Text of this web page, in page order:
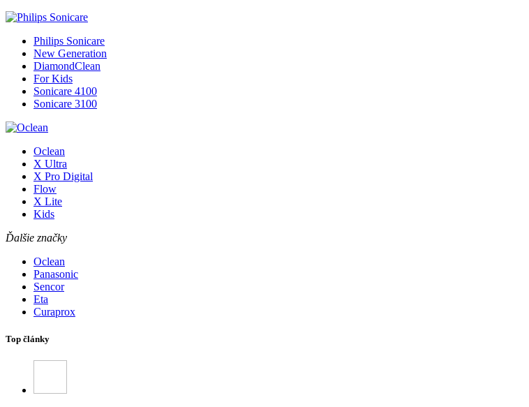
Philips Sonicare
New Generation
DiamondClean
For Kids
Sonicare 4100
Sonicare 3100
Oclean
X Ultra
X Pro Digital
Flow
X Lite
Kids
Ďalšie značky
Oclean
Panasonic
Sencor
Eta
Curaprox
Top články